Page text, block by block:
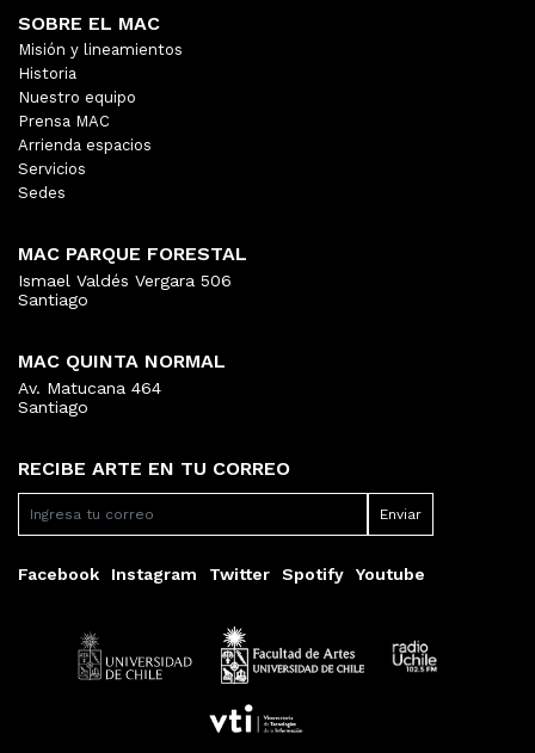
RECIBE ARTE EN TU CORREO
Facebook Instagram Twitter Spotify Youtube
SOBRE EL MAC
Misión y lineamientos
Historia
Nuestro equipo
Prensa MAC
Arrienda espacios
Servicios
Sedes
MAC PARQUE FORESTAL
Ismael Valdés Vergara 506
Santiago
MAC QUINTA NORMAL
Av. Matucana 464
Santiago